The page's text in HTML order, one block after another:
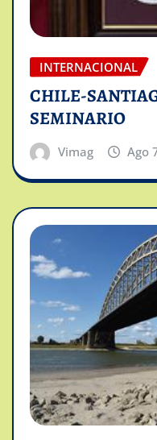
INTERNACIONAL
CHILE-
SEMINARIO
Vimag Ago